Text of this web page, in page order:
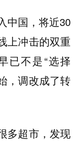
中国，将近30
上冲击的双重
已不是“选择
，调改成了转
多超市，发现